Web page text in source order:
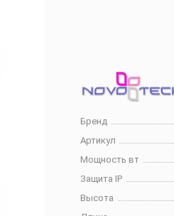
Бренд
Артикул
Мощность вт
Защита IP
Высота